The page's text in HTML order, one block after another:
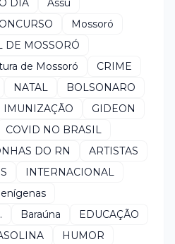
Mossoró
DE MOSSORÓ
de Mossoró
CRIME
NATAL
BOLSONARO
IMUNIZAÇÃO
GIDEON
COVID NO BRASIL
DO RN
ARTISTAS
INTERNACIONAL
Baraúna
EDUCAÇÃO
HUMOR